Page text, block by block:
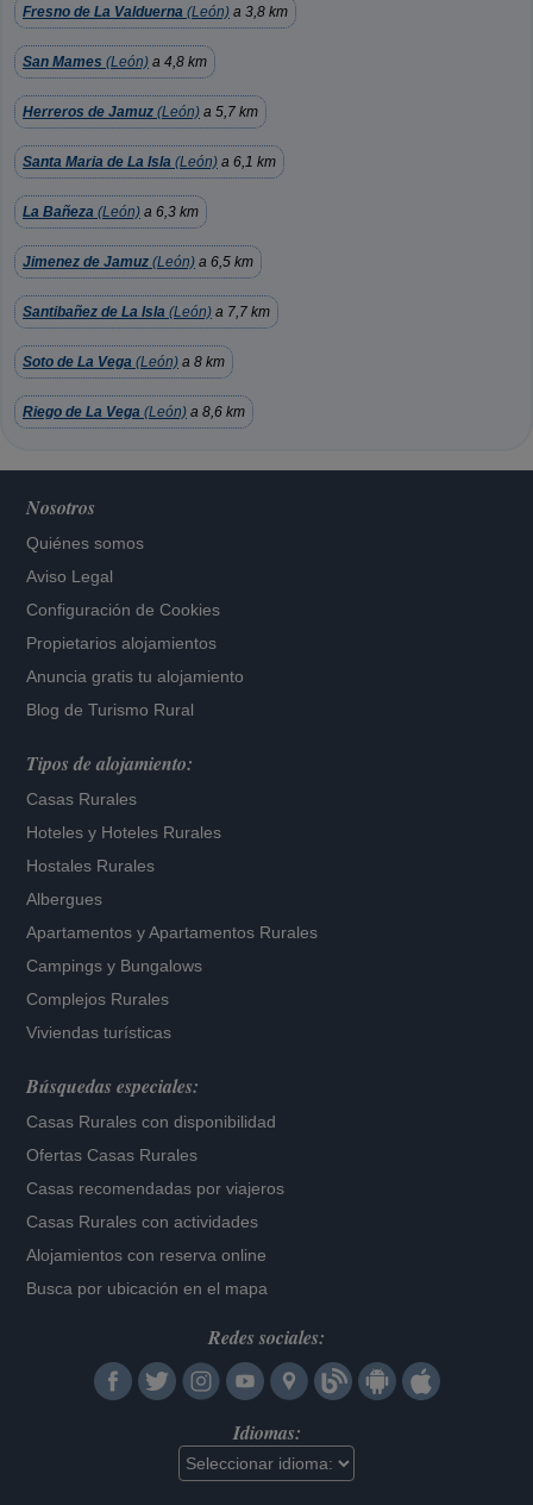
Fresno de La Valduerna (León) a 3,8 km
San Mames (León) a 4,8 km
Herreros de Jamuz (León) a 5,7 km
Santa Maria de La Isla (León) a 6,1 km
La Bañeza (León) a 6,3 km
Jimenez de Jamuz (León) a 6,5 km
Santibañez de La Isla (León) a 7,7 km
Soto de La Vega (León) a 8 km
Riego de La Vega (León) a 8,6 km
Nosotros
Quiénes somos
Aviso Legal
Configuración de Cookies
Propietarios alojamientos
Anuncia gratis tu alojamiento
Blog de Turismo Rural
Tipos de alojamiento:
Casas Rurales
Hoteles y Hoteles Rurales
Hostales Rurales
Albergues
Apartamentos yApartamentos Rurales
Campings y Bungalows
Complejos Rurales
Viviendas turísticas
Búsquedas especiales:
Casas Rurales con disponibilidad
Ofertas Casas Rurales
Casas recomendadas por viajeros
Casas Rurales con actividades
Alojamientos con reserva online
Busca por ubicación en el mapa
Redes sociales:
Idiomas: